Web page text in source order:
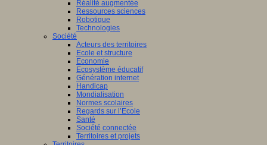
Réalité augmentée
Ressources sciences
Robotique
Technologies
Société
Acteurs des territoires
Ecole et structure
Economie
Ecosystème éducatif
Génération internet
Handicap
Mondialisation
Normes scolaires
Regards sur l’Ecole
Santé
Société connectée
Territoires et projets